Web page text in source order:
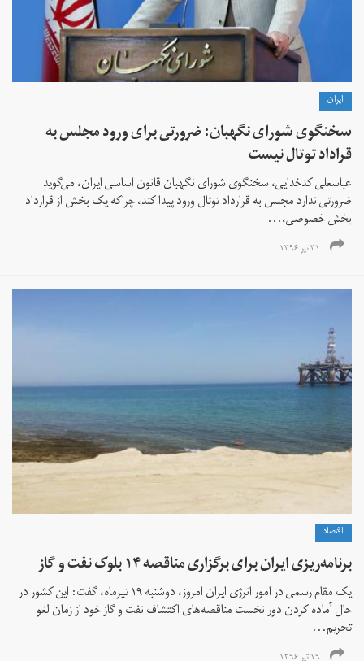
ايران
سخنگوی شورای نگهبان: ضرورتی برای ورود مجلس به
قراداد توتال نیست
عباسعلی کدخدایی، سخنگوی شورای نگهبان قانون اساسی ایران، می‌گوید
ضرورتی ندارد مجلس به قرارداد توتال ورود پیدا کند، چراکه یک بخش از قرارداد
بخش خصوصی،...
۳۱ تیر ۱۳۹۶
اقتصاد
برنامه‌ریزی ایران برای برگزاری مناقصه ۱۴ بلوک نفت و گاز
یک مقام رسمی در امور انرژی ایران امروز، دوشنبه ۱۹ تیرماه، گفت: این کشور در
حال آماده کردن دور نخست مناقصه‌های اکتشاف نفت و گاز خود از زمان لغو
تحریم...